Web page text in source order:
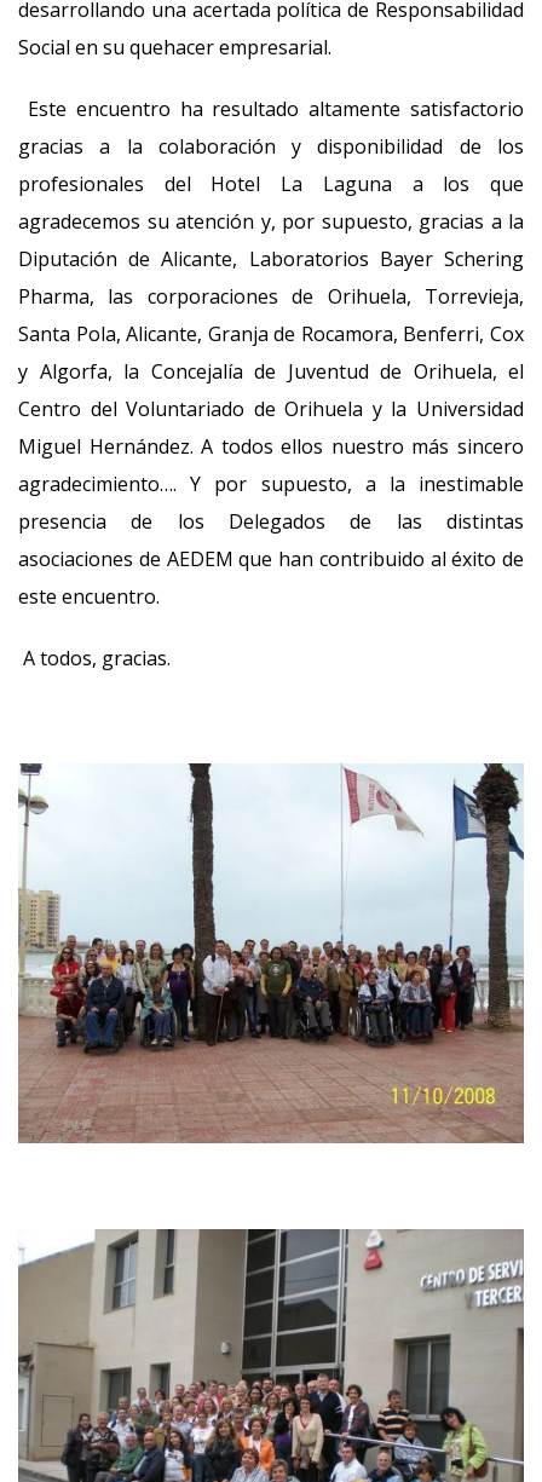
desarrollando una acertada política de Responsabilidad
Social en su quehacer empresarial.
Este encuentro ha resultado altamente satisfactorio
gracias a la colaboración y disponibilidad de los
profesionales del Hotel La Laguna a los que
agradecemos su atención y, por supuesto, gracias a la
Diputación de Alicante, Laboratorios Bayer Schering
Pharma, las corporaciones de Orihuela, Torrevieja,
Santa Pola, Alicante, Granja de Rocamora, Benferri, Cox
y Algorfa, la Concejalía de Juventud de Orihuela, el
Centro del Voluntariado de Orihuela y la Universidad
Miguel Hernández. A todos ellos nuestro más sincero
agradecimiento…. Y por supuesto, a la inestimable
presencia de los Delegados de las distintas
asociaciones de AEDEM que han contribuido al éxito de
este encuentro.
A todos, gracias.